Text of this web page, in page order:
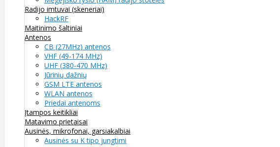
Radijo imtuvai (skeneriai)
HackRF
Maitinimo šaltiniai
Antenos
CB (27MHz) antenos
VHF (49-174 MHz)
UHF (380-470 MHz)
Jūrinių dažnių
GSM LTE antenos
WLAN antenos
Priedai antenoms
Įtampos keitikliai
Matavimo prietaisai
Ausinės, mikrofonai, garsiakalbiai
Ausinės su K tipo jungtimi